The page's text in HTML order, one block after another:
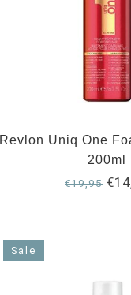
Revlon Uniq One
200ml
€19,95
Sale